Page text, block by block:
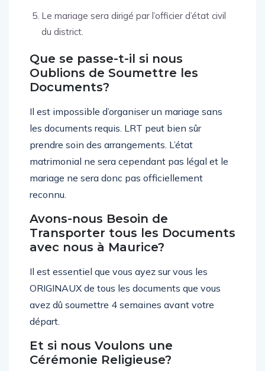
Le mariage sera dirigé par l’officier d’état civil
du district.
Que se passe-t-il si nous
Oublions de Soumettre les
Documents?
Il est impossible d’organiser un mariage sans
les documents requis. LRT peut bien sûr
prendre soin des arrangements. L’état
matrimonial ne sera cependant pas légal et le
mariage ne sera donc pas officiellement
reconnu.
Avons-nous Besoin de
Transporter tous les Documents
avec nous à Maurice?
Il est essentiel que vous ayez sur vous les
ORIGINAUX de tous les documents que vous
avez dû soumettre 4 semaines avant votre
départ.
Et si nous Voulons une
Cérémonie Religieuse?